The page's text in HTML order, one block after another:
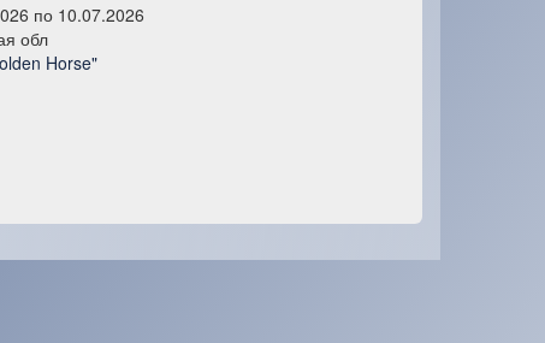
по 10.07.2026
обл
Horse"